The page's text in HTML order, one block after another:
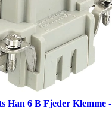
Han 6 B Fjeder Klemme -